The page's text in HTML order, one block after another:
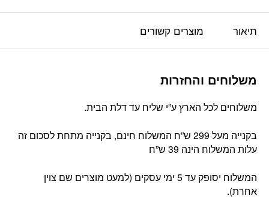
תיאור מוצרים קשורים
משלוחים והחזרות
משלוחים לכל הארץ ע”י שליח עד דלת הבית.
בקנייה מעל 299 ש”ח המשלוח חינם, בקנייה מתחת לסכום זה
עלות המשלוח הינה 39 ש”ח
המשלוח יסופק עד 5 ימי עסקים (למעט מוצרים שם צוין
אחרת).